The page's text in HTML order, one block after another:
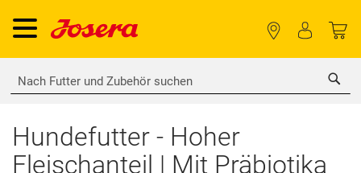
Hundefutter - Hoher
Fleischanteil | Mit Präbiotika